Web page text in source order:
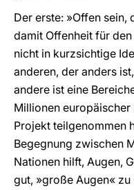
Der erste: »Offen sein,
damit Offenheit für
nicht in kurzsichtige
anderen, der anders
andere ist eine
Millionen europäischer
Projekt teilgenommen
Begegnung zwischen
Nationen hilft, Augen,
gut, »große Augen«